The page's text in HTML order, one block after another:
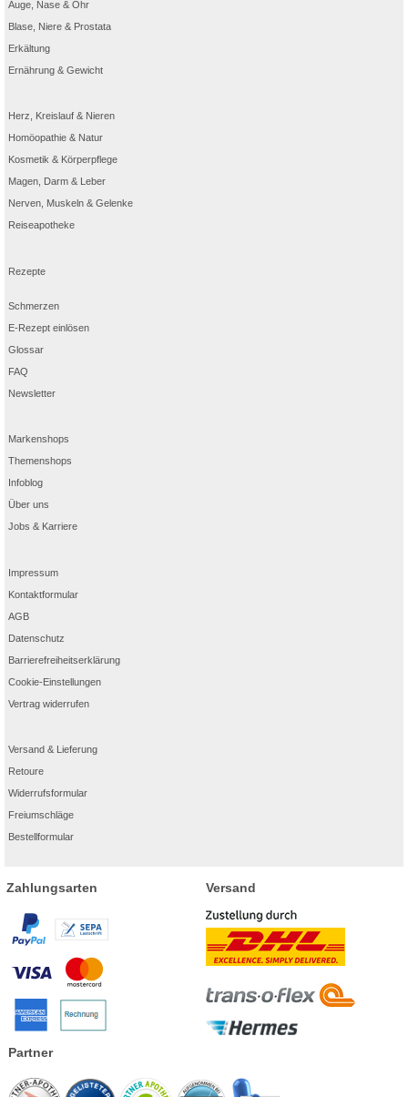
Auge, Nase & Ohr
Blase, Niere & Prostata
Erkältung
Ernährung & Gewicht
Herz, Kreislauf & Nieren
Homöopathie & Natur
Kosmetik & Körperpflege
Magen, Darm & Leber
Nerven, Muskeln & Gelenke
Reiseapotheke
Rezepte
Schmerzen
E-Rezept einlösen
Glossar
FAQ
Newsletter
Markenshops
Themenshops
Infoblog
Über uns
Jobs & Karriere
Impressum
Kontaktformular
AGB
Datenschutz
Barrierefreiheitserklärung
Cookie-Einstellungen
Vertrag widerrufen
Versand & Lieferung
Retoure
Widerrufsformular
Freiumschläge
Bestellformular
Zahlungsarten Versand
Partner